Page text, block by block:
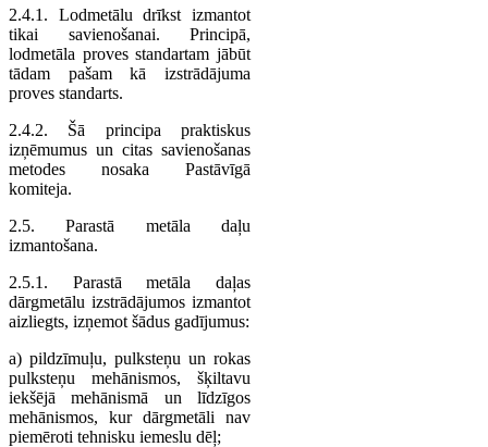
2.4.1. Lodmetālu drīkst izmantot
tikai savienošanai. Principā,
lodmetāla proves standartam jābūt
tādam pašam kā izstrādājuma
proves standarts.
2.4.2. Šā principa praktiskus
izņēmumus un citas savienošanas
metodes nosaka Pastāvīgā
komiteja.
2.5. Parastā metāla daļu
izmantošana.
2.5.1. Parastā metāla daļas
dārgmetālu izstrādājumos izmantot
aizliegts, izņemot šādus gadījumus:
a) pildzīmuļu, pulksteņu un rokas
pulksteņu mehānismos, šķiltavu
iekšējā mehānismā un līdzīgos
mehānismos, kur dārgmetāli nav
piemēroti tehnisku iemeslu dēļ;